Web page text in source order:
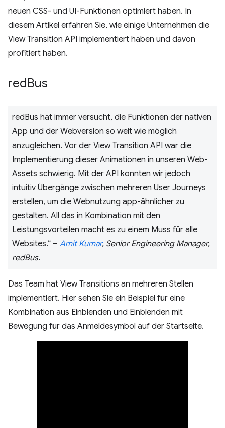
neuen CSS- und UI-Funktionen optimiert haben. In
diesem Artikel erfahren Sie, wie einige Unternehmen die
View Transition API implementiert haben und davon
profitiert haben.
redBus
redBus hat immer versucht, die Funktionen der nativen
App und der Webversion so weit wie möglich
anzugleichen. Vor der View Transition API war die
Implementierung dieser Animationen in unseren Web-
Assets schwierig. Mit der API konnten wir jedoch
intuitiv Übergänge zwischen mehreren User Journeys
erstellen, um die Webnutzung app-ähnlicher zu
gestalten. All das in Kombination mit den
Leistungsvorteilen macht es zu einem Muss für alle
Websites.“ – Amit Kumar, Senior Engineering Manager,
redBus.
Das Team hat View Transitions an mehreren Stellen
implementiert. Hier sehen Sie ein Beispiel für eine
Kombination aus Einblenden und Einblenden mit
Bewegung für das Anmeldesymbol auf der Startseite.